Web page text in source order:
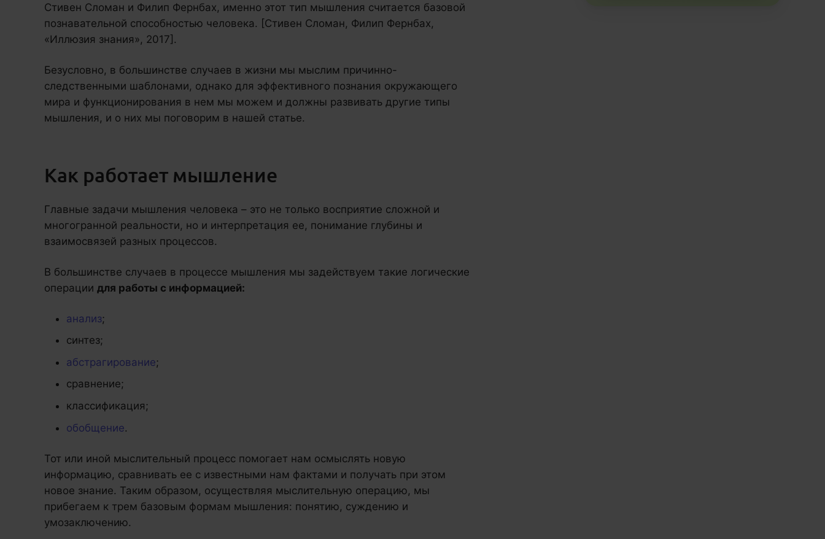
Стивен Сломан и Филип Фернбах, именно этот тип мышления считается базовой
познавательной способностью человека. [Стивен Сломан, Филип Фернбах,
«Иллюзия знания», 2017].
Безусловно, в большинстве случаев в жизни мы мыслим причинно-
следственными шаблонами, однако для эффективного познания окружающего
мира и функционирования в нем мы можем и должны развивать другие типы
мышления, и о них мы поговорим в нашей статье.
Как работает мышление
Главные задачи мышления человека – это не только восприятие сложной и
многогранной реальности, но и интерпретация ее, понимание глубины и
взаимосвязей разных процессов.
В большинстве случаев в процессе мышления мы задействуем такие логические
операции для работы с информацией:
анализ;
синтез;
абстрагирование;
сравнение;
классификация;
обобщение.
Тот или иной мыслительный процесс помогает нам осмыслять новую
информацию, сравнивать ее с известными нам фактами и получать при этом
новое знание. Таким образом, осуществляя мыслительную операцию, мы
прибегаем к трем базовым формам мышления: понятию, суждению и
умозаключению.